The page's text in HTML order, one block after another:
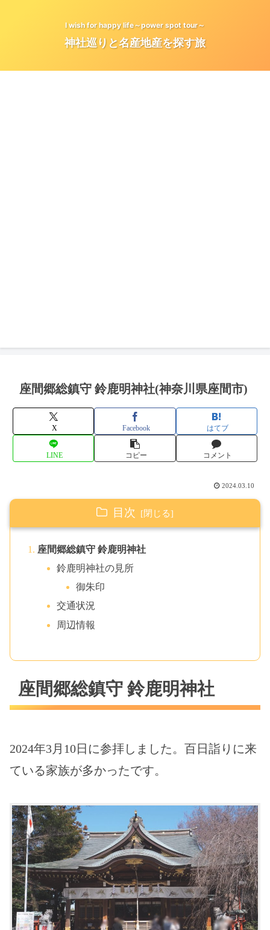
I wish for happy life～power spot tour～
神社巡りと名産地産を探す旅
座間郷総鎮守 鈴鹿明神社(神奈川県座間市)
X Facebook はてブ
LINE コピー コメント
2024.03.10
目次
座間郷総鎮守 鈴鹿明神社
鈴鹿明神社の見所
御朱印
交通状況
周辺情報
座間郷総鎮守 鈴鹿明神社
2024年3月10日に参拝しました。百日詣りに来
ている家族が多かったです。